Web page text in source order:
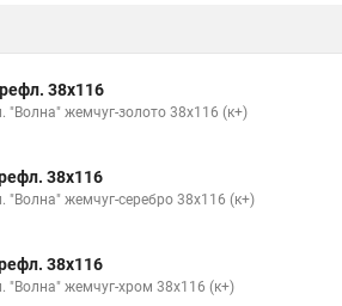
38x116
"Волна" жемчуг-золото 38x116 (к+)
38x116
"Волна" жемчуг-серебро 38x116 (к+)
38x116
"Волна" жемчуг-хром 38x116 (к+)